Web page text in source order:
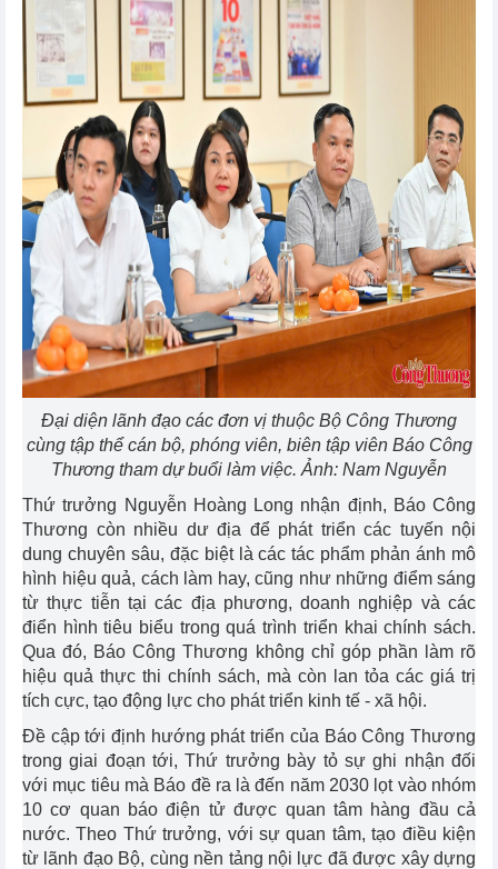
Đại diện lãnh đạo các đơn vị thuộc Bộ Công Thương
cùng tập thể cán bộ, phóng viên, biên tập viên Báo Công
Thương tham dự buổi làm việc. Ảnh: Nam Nguyễn
Thứ trưởng Nguyễn Hoàng Long nhận định, Báo Công
Thương còn nhiều dư địa để phát triển các tuyến nội
dung chuyên sâu, đặc biệt là các tác phẩm phản ánh mô
hình hiệu quả, cách làm hay, cũng như những điểm sáng
từ thực tiễn tại các địa phương, doanh nghiệp và các
điển hình tiêu biểu trong quá trình triển khai chính sách.
Qua đó, Báo Công Thương không chỉ góp phần làm rõ
hiệu quả thực thi chính sách, mà còn lan tỏa các giá trị
tích cực, tạo động lực cho phát triển kinh tế - xã hội.
Đề cập tới định hướng phát triển của Báo Công Thương
trong giai đoạn tới, Thứ trưởng bày tỏ sự ghi nhận đối
với mục tiêu mà Báo đề ra là đến năm 2030 lọt vào nhóm
10 cơ quan báo điện tử được quan tâm hàng đầu cả
nước. Theo Thứ trưởng, với sự quan tâm, tạo điều kiện
từ lãnh đạo Bộ, cùng nền tảng nội lực đã được xây dựng